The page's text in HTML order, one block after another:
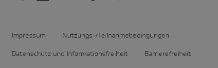
Impressum Nutzungs-/Teilnahmebedingungen
Datenschutz und Informationsfreiheit Barrierefreiheit